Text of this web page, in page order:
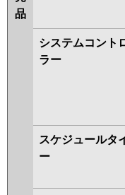
品
システムコント
ラー
スケジュールタ
ー